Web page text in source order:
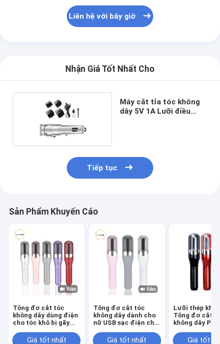
Liên hệ với bây giờ
Nhận Giá Tốt Nhất Cho
Máy cắt tỉa tóc không
dây 5V 1A Lưỡi điều
Tiếp tục
Sản Phẩm Khuyến Cáo
Tông đơ cắt tóc
không dây dùng điện
cho tóc khô bị gãy
nữ
Giá tốt nhất
Tông đơ cắt tóc
không dây dành cho
nữ USB sạc điện cho
Giá tốt nhất
Lưỡi thép
Tông đơ cắt
không dây
OEMGiá tốt